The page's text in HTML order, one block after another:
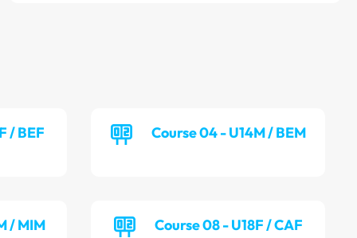
/ BEF Course 04 - U14M / BEM
/ MIM Course 08 - U18F / CAF